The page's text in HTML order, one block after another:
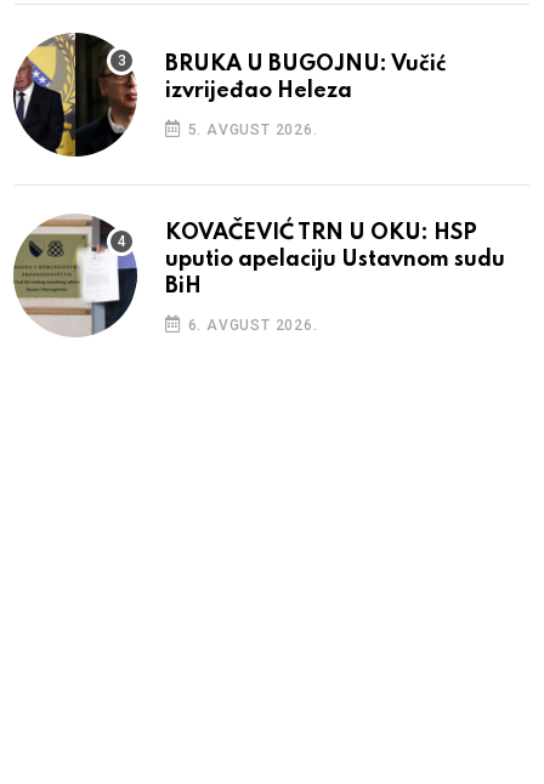
BRUKA U BUGOJNU: Vučić
izvrijeđao Heleza
5. AVGUST 2026.
KOVAČEVIĆ TRN U OKU: HSP
uputio apelaciju Ustavnom sudu
BiH
6. AVGUST 2026.